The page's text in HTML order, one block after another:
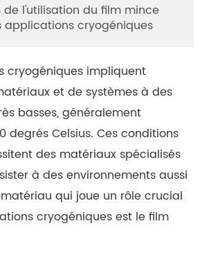
de l'utilisation du film mince
applications cryogéniques
cryogéniques impliquent
et de systèmes à des
basses, généralement
degrés Celsius. Ces conditions
des matériaux spécialisés
à des environnements aussi
qui joue un rôle crucial
cryogéniques est le film